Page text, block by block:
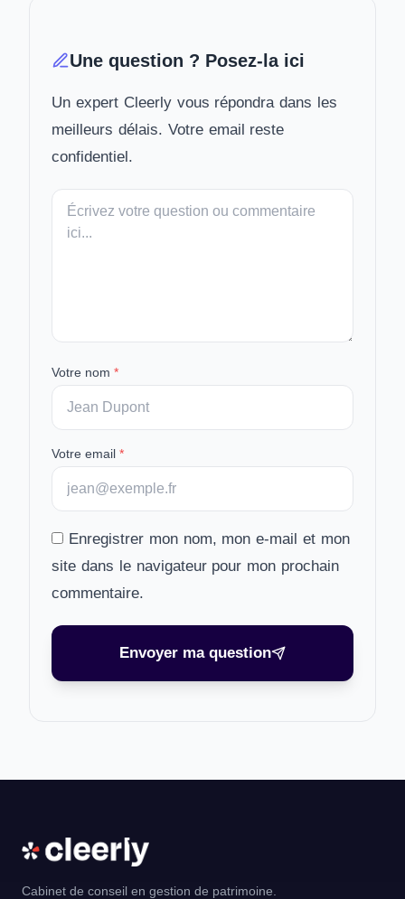
Une question ? Posez-la ici
Un expert Cleerly vous répondra dans les
meilleurs délais. Votre email reste
confidentiel.
Votre
message
Votre nom *
Votre email *
Enregistrer mon nom, mon e-mail et mon
site dans le navigateur pour mon prochain
commentaire.
Envoyer ma question
Cabinet de conseil en gestion de patrimoine.